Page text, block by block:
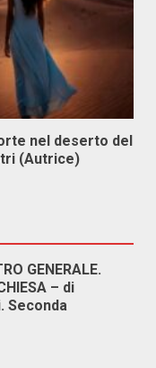
nel deserto del
(Autrice)
GENERALE.
– di
Seconda